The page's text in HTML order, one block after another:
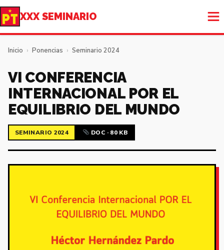
XXX SEMINARIO
Inicio › Ponencias › Seminario 2024
VI CONFERENCIA
INTERNACIONAL POR EL
EQUILIBRIO DEL MUNDO
SEMINARIO 2024 DOC · 80 KB